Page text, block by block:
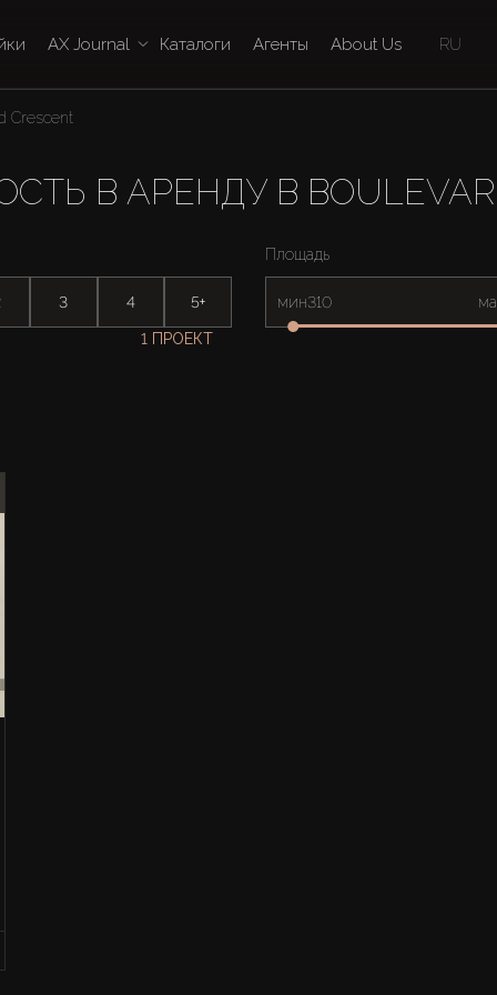
AX Journal Каталоги Агенты About Us RU
Crescent
В АРЕНДУ В
3 4 5+
Площадь
мин
1 ПРОЕКТ